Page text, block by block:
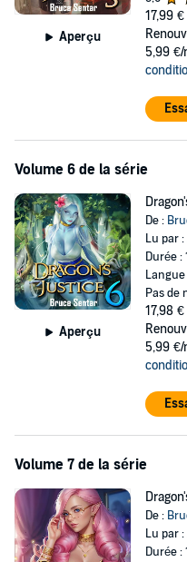
Aperçu
17,99 €
5,99
Volume 6 de la série
Aperçu
De :
Lu par :
Durée :
Pas de
17,98 €
5,99
Volume 7 de la série
De :
Lu par :
Durée :